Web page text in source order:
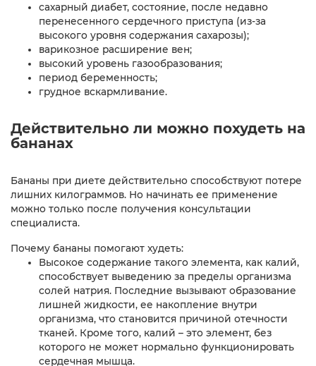
сахарный диабет, состояние, после недавно
перенесенного сердечного приступа (из-за
высокого уровня содержания сахарозы);
варикозное расширение вен;
высокий уровень газообразования;
период беременность;
грудное вскармливание.
Действительно ли можно похудеть на
бананах
Бананы при диете действительно способствуют потере
лишних килограммов. Но начинать ее применение
можно только после получения консультации
специалиста.
Почему бананы помогают худеть:
Высокое содержание такого элемента, как калий,
способствует выведению за пределы организма
солей натрия. Последние вызывают образование
лишней жидкости, ее накопление внутри
организма, что становится причиной отечности
тканей. Кроме того, калий – это элемент, без
которого не может нормально функционировать
сердечная мышца.